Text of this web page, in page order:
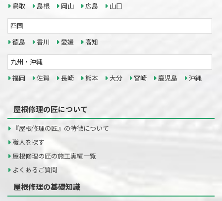
鳥取 島根 岡山 広島 山口
四国
徳島 香川 愛媛 高知
九州・沖縄
福岡 佐賀 長崎 熊本 大分 宮崎 鹿児島 沖縄
屋根修理の匠について
『屋根修理の匠』の特徴について
職人を探す
屋根修理の匠の施工実績一覧
よくあるご質問
屋根修理の基礎知識